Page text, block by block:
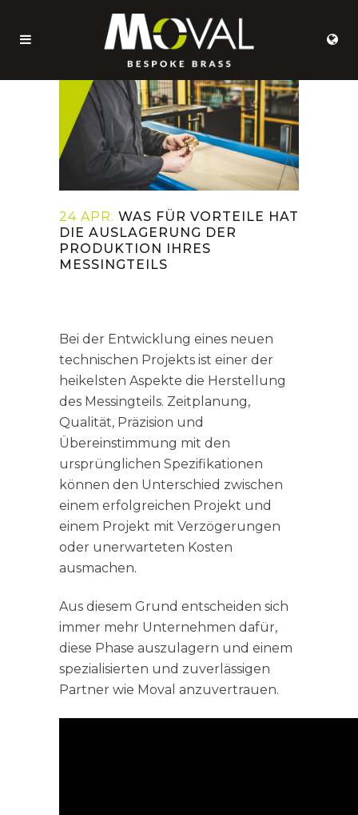
24 APR. WAS FÜR VORTEILE HAT
DIE AUSLAGERUNG DER
PRODUKTION IHRES
MESSINGTEILS
Bei der Entwicklung eines neuen
technischen Projekts ist einer der
heikelsten Aspekte die Herstellung
des Messingteils. Zeitplanung,
Qualität, Präzision und
Übereinstimmung mit den
ursprünglichen Spezifikationen
können den Unterschied zwischen
einem erfolgreichen Projekt und
einem Projekt mit Verzögerungen
oder unerwarteten Kosten
ausmachen.
Aus diesem Grund entscheiden sich
immer mehr Unternehmen dafür,
diese Phase auszulagern und einem
spezialisierten und zuverlässigen
Partner wie Moval anzuvertrauen.